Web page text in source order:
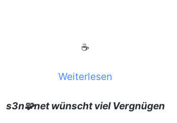
☕
Weiterlesen
s3n🧩net wünscht viel Vergnügen